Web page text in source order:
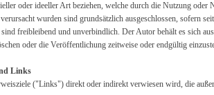
oder ideeller Art beziehen, welche durch die Nutzung
wurden sind grundsätzlich ausgeschlossen, sofern
freibleibend und unverbindlich. Der Autor behält es sich
oder die Veröffentlichung zeitweise oder endgültig
Links
("Links") direkt oder indirekt verwiesen wird, die